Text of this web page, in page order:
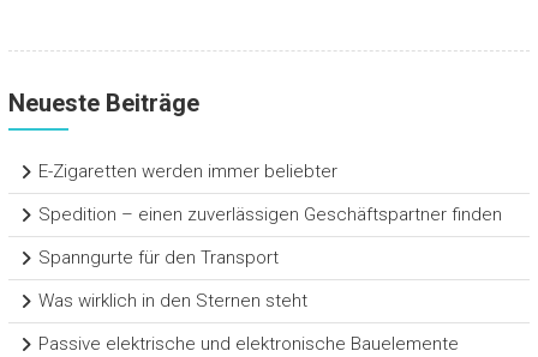
Neueste Beiträge
E-Zigaretten werden immer beliebter
Spedition – einen zuverlässigen Geschäftspartner finden
Spanngurte für den Transport
Was wirklich in den Sternen steht
Passive elektrische und elektronische Bauelemente